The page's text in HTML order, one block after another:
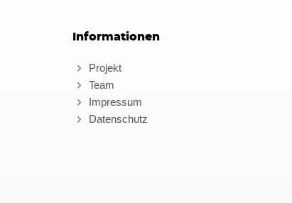
Informationen
Projekt
Team
Impressum
Datenschutz